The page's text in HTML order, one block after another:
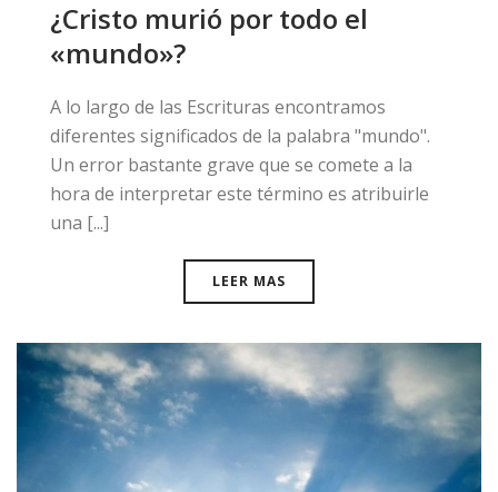
¿Cristo murió por todo el
«mundo»?
​A lo largo de las Escrituras encontramos
diferentes significados de la palabra "mundo".
Un error bastante grave que se comete a la
hora de interpretar este término es atribuirle
una [...]
LEER MAS